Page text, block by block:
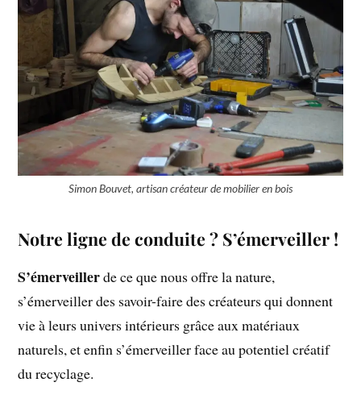
Simon Bouvet, artisan créateur de mobilier en bois
Notre ligne de conduite ? S’émerveiller !
S’émerveillerde ce que nous offre la nature,
s’émerveiller des savoir-faire des créateurs qui donnent
vie à leurs univers intérieurs grâce aux matériaux
naturels, et enfin s’émerveiller face au potentiel créatif
du recyclage.